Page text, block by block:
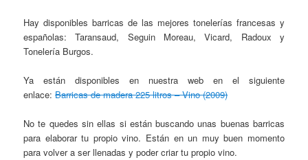
Hay disponibles barricas de las mejores tonelerías francesas y
españolas: Taransaud, Seguin Moreau, Vicard, Radoux y
Tonelería Burgos.
Ya están disponibles en nuestra web en el siguiente
enlace:Barricas de madera 225 litros – Vino (2009)
No te quedes sin ellas si están buscando unas buenas barricas
para elaborar tu propio vino. Están en un muy buen momento
para volver a ser llenadas y poder criar tu propio vino.